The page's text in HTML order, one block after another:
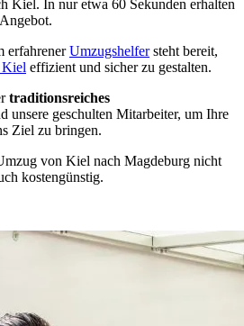
Kiel. In nur etwa 60 Sekunden erhalten
erfahrenerUmzugshelfersteht bereit,
Kiel effizient und sicher zu gestalten.
traditionsreiches
unsere geschulten Mitarbeiter, um Ihre
Ziel zu bringen.
von Kiel nach Magdeburg nicht
kostengünstig.